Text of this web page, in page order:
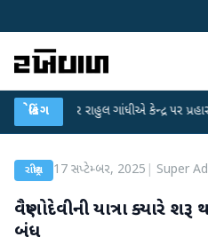
બ્રેકિંગ
પર રાહુલ ગાંધીએ કેન્દ્ર પર પ્રહાર કર્યા ●
રાષ્ટ્રીય 17 સપ્ટેમ્બર, 2025 Super
વૈષ્ણોદેવીની યાત્રા ક્યારે
બંધ